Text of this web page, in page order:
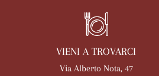
VIENI A TROVARCI
Via Alberto Nota, 47